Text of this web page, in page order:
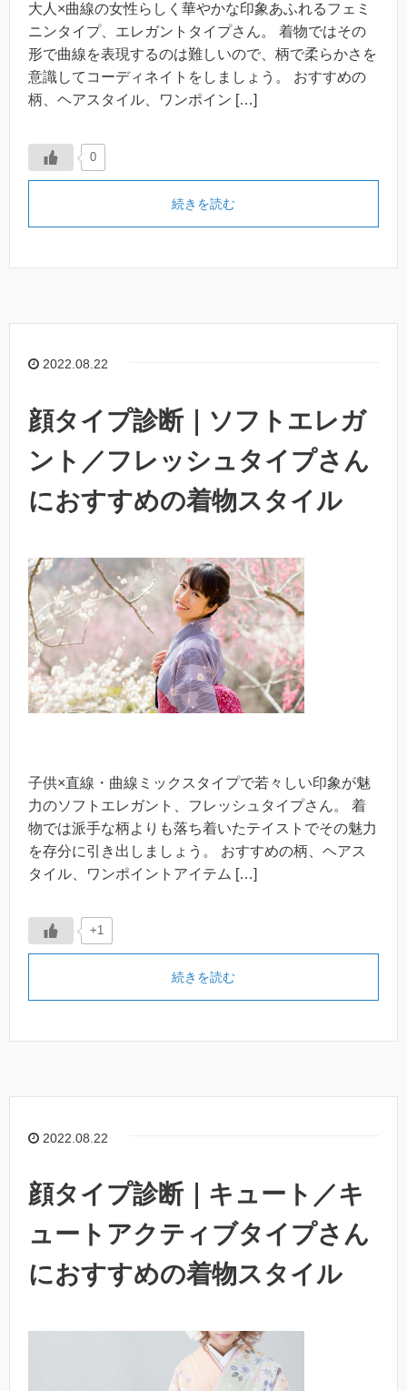
大人×曲線の女性らしく華やかな印象あふれるフェミ
ニンタイプ、エレガントタイプさん。 着物ではその
形で曲線を表現するのは難しいので、柄で柔らかさを
意識してコーディネイトをしましょう。 おすすめの
柄、ヘアスタイル、ワンポイン […]
0
続きを読む
2022.08.22
顔タイプ診断｜ソフトエレガ
ント／フレッシュタイプさん
におすすめの着物スタイル
子供×直線・曲線ミックスタイプで若々しい印象が魅
力のソフトエレガント、フレッシュタイプさん。 着
物では派手な柄よりも落ち着いたテイストでその魅力
を存分に引き出しましょう。 おすすめの柄、ヘアス
タイル、ワンポイントアイテム […]
+1
続きを読む
2022.08.22
顔タイプ診断｜キュート／キ
ュートアクティブタイプさん
におすすめの着物スタイル